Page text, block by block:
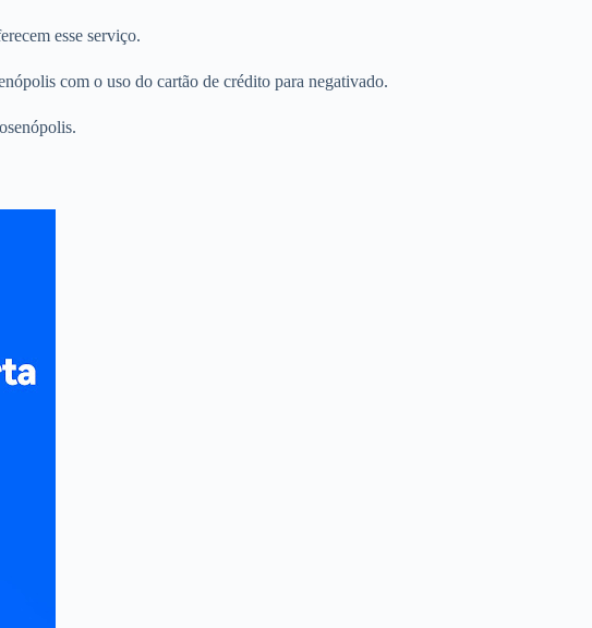
esse serviço.
com o uso do cartão de crédito para negativado.